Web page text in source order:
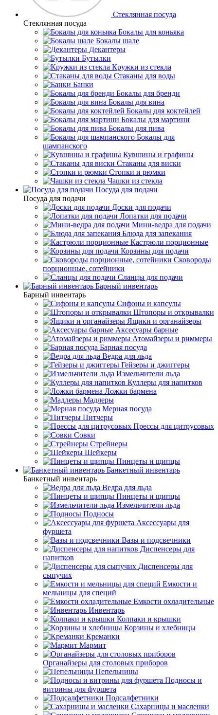
Стеклянная посуда
Стеклянная посуда
Бокалы для коньяка
Бокалы шале
Декантеры
Бутылки
Кружки из стекла
Стаканы для воды
Банки
Бокалы для бренди
Бокалы для вина
Бокалы для коктейлей
Бокалы для мартини
Бокалы для пива
Бокалы для
шампанского
Кувшины и графины
Стаканы для виски
Стопки и рюмки
Чашки из стекла
Посуда для подачи
Посуда для подачи
Доски для подачи
Лопатки для подачи
Мини-ведра для подачи
Блюда для запекания
Кастрюли порционные
Корзины для подачи
Сковороды
порционные, сотейники
Сланцы для подачи
Барный инвентарь
Барный инвентарь
Сифоны и капсулы
Штопоры и открывалки
Ящики и органайзеры
Аксесуары барные
Атомайзеры и риммеры
Барная посуда
Ведра для льда
Гейзеры и джиггеры
Измельчители льда
Куллеры для напитков
Ложки бармена
Мадлеры
Мерная посуда
Питчеры
Прессы для цитрусовых
Совки
Стрейнеры
Шейкеры
Пинцеты и щипцы
Банкетный инвентарь
Банкетный инвентарь
Ведра для льда
Пинцеты и щипцы
Измельчители льда
Подносы
Аксессуары для
фуршета
Вазы и подсвечники
Диспенсеры для
напитков
Диспенсеры для
сыпучих
Емкости и
мельницы для специй
Емкости охладительные
Инвентарь
Колпаки и крышки
Корзины и хлебницы
Креманки
Мармит
Органайзеры для столовых приборов
Пепельницы
Подносы и
витрины для фуршета
Подсалфетники
Сахарницы и масленки